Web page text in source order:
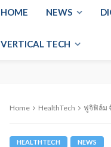
HOME NEWS
VERTICAL TECH
Home HealthTech ฟูจิฟิล์ม
HEALTHTECH NEWS